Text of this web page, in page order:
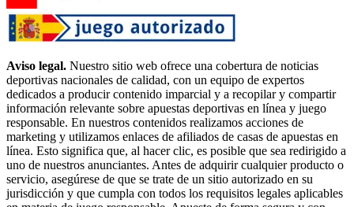
Aviso legal. Nuestro sitio web ofrece una cobertura de noticias
deportivas nacionales de calidad, con un equipo de expertos
dedicados a producir contenido imparcial y a recopilar y compartir
información relevante sobre apuestas deportivas en línea y juego
responsable. En nuestros contenidos realizamos acciones de
marketing y utilizamos enlaces de afiliados de casas de apuestas en
línea. Esto significa que, al hacer clic, es posible que sea redirigido a
uno de nuestros anunciantes. Antes de adquirir cualquier producto o
servicio, asegúrese de que se trate de un sitio autorizado en su
jurisdicción y que cumpla con todos los requisitos legales aplicables